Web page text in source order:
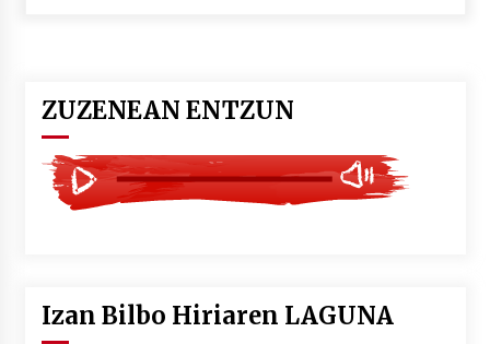
Larunbatean Plentziako Itsas Martxa ospatuko
da
2026/07/07
2026/07/07
ZUZENEAN ENTZUN
Izan Bilbo Hiriaren LAGUNA